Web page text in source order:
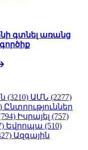
գտնել առանց
(3210) ԱՄՆ (2277)
Ընտրություններ
Իսրայել (757)
Եվրոպա (510)
Ազգային